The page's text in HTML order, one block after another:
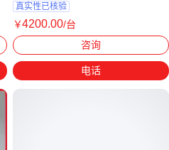
真实性已核验
￥4200.00/台
咨询
电话